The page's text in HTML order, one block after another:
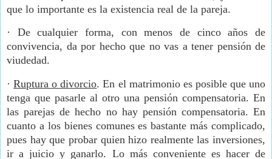
que lo importante es la existencia real de la pareja.
·
De cualquier forma, con menos de cinco años de
convivencia, da por hecho que no vas a tener pensión de
viudedad.
· Ruptura o divorcio. En el matrimonio es posible que uno
tenga que pasarle al otro una pensión compensatoria. En
las parejas de hecho no hay pensión compensatoria. En
cuanto a los bienes comunes es bastante más complicado,
pues hay que probar quien hizo realmente las inversiones,
ir a juicio y ganarlo. Lo más conveniente es hacer de